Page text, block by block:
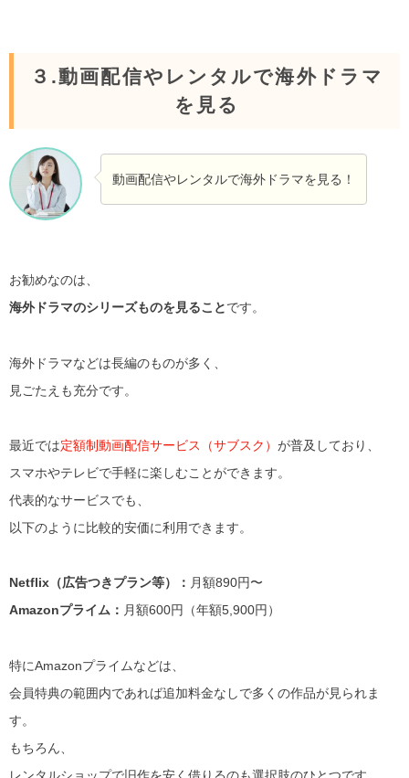
３.動画配信やレンタルで海外ドラマ
を見る
動画配信やレンタルで海外ドラマを見る！
お勧めなのは、
海外ドラマのシリーズものを見ることです。
海外ドラマなどは長編のものが多く、
見ごたえも充分です。
最近では定額制動画配信サービス（サブスク） が普及しており、
スマホやテレビで手軽に楽しむことができます。
代表的なサービスでも、
以下のように比較的安価に利用できます。
Netflix（広告つきプラン等）： 月額890円〜
Amazonプライム： 月額600円（年額5,900円）
特にAmazonプライムなどは、
会員特典の範囲内であれば追加料金なしで多くの作品が見られま
す。
もちろん、